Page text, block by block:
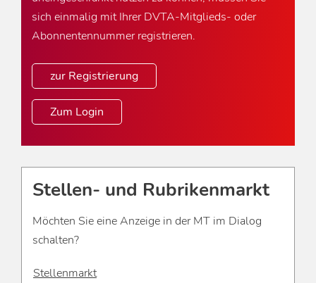
sich einmalig mit Ihrer DVTA-Mitglieds- oder
Abonnentennummer registrieren.
zur Registrierung
Zum Login
Stellen- und Rubrikenmarkt
Möchten Sie eine Anzeige in der MT im Dialog
schalten?
Stellenmarkt